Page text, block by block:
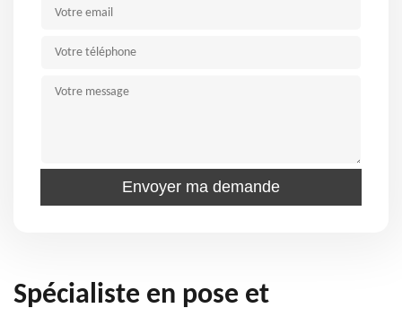
Spécialiste en pose et